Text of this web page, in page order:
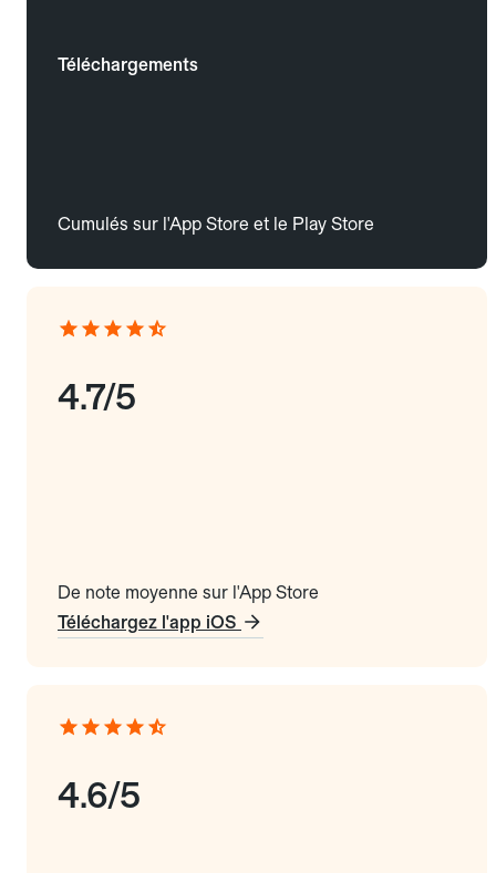
Téléchargements
Cumulés sur l'App Store et le Play Store
4.7/5
De note moyenne sur l'App Store
Téléchargez l'app iOS
4.6/5